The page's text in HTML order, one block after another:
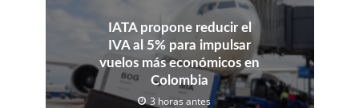
IATA propone reducir el
IVA al 5% para impulsar
vuelos más económicos en
Colombia
3 horas antes